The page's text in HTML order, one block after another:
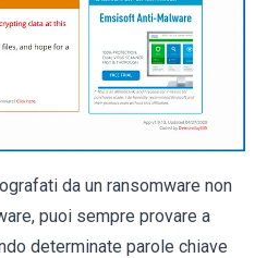
da un ransomware non
puoi sempre provare a
determinate parole chiave